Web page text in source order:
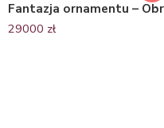
29000 zł